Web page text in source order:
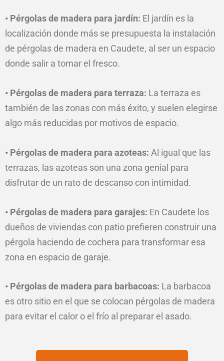
• Pérgolas de madera para jardín: El jardín es la
localización donde más se presupuesta la instalación
de pérgolas de madera en Caudete, al ser un espacio
donde salir a tomar el fresco.
• Pérgolas de madera para terraza: La terraza es
también de las zonas con más éxito, y suelen elegirse
algo más reducidas por motivos de espacio.
• Pérgolas de madera para azoteas: Al igual que las
terrazas, las azoteas son una zona genial para
disfrutar de un rato de descanso con intimidad.
• Pérgolas de madera para garajes: En Caudete los
dueños de viviendas con patio prefieren construir una
pérgola haciendo de cochera para transformar esa
zona en espacio de garaje.
• Pérgolas de madera para barbacoas: La barbacoa
es otro sitio en el que se colocan pérgolas de madera
para evitar el calor o el frío al preparar el asado.